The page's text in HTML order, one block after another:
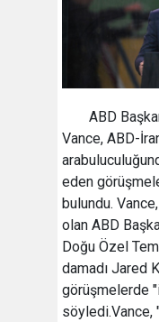
ABD
Vance, ABD-
eden
bulundu.
olan ABD
Doğu Özel
damadı Jared
görüşmelerde
söyledi.Vance,